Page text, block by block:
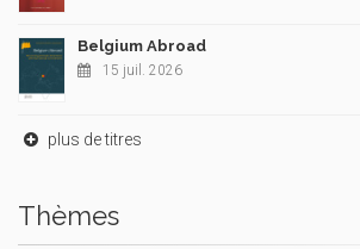
Belgium Abroad
15 juil. 2026
plus de titres
Thèmes